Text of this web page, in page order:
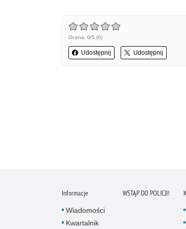
Ocena: 0/5 (0)
Udostępnij Udostępnij
Informacje
Wiadomości
Kwartalnik
WSTĄP DO POLICJI!